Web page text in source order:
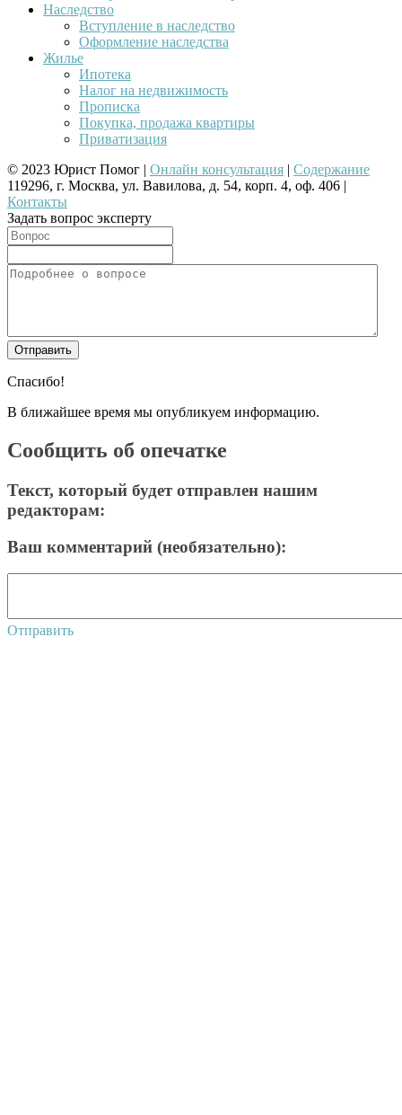
Наследство
Вступление в наследство
Оформление наследства
Жилье
Ипотека
Налог на недвижимость
Прописка
Покупка, продажа квартиры
Приватизация
© 2023 Юрист Помог | Онлайн консультация | Содержание
119296, г. Москва, ул. Вавилова, д. 54, корп. 4, оф. 406 |
Контакты
Задать вопрос эксперту
Спасибо!
В ближайшее время мы опубликуем информацию.
Сообщить об опечатке
Текст, который будет отправлен нашим
редакторам:
Ваш комментарий (необязательно):
Отправить